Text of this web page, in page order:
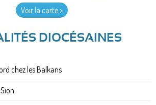
Voir la carte >
DIOCÉSAINES
chez les Balkans